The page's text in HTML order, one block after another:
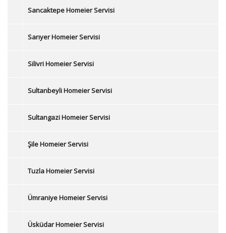
Sancaktepe Homeier Servisi
Sarıyer Homeier Servisi
Silivri Homeier Servisi
Sultanbeyli Homeier Servisi
Sultangazi Homeier Servisi
Şile Homeier Servisi
Tuzla Homeier Servisi
Ümraniye Homeier Servisi
Üsküdar Homeier Servisi